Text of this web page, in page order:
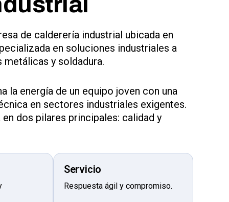
de calderería industrial ubicada en
en soluciones industriales a
y soldadura.
la energía de un equipo joven con una
en sectores industriales exigentes.
dos pilares principales: calidad y
Servicio
Respuesta ágil y compromiso.